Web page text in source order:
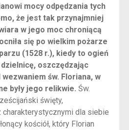
mocy odpędzania tych
że jest tak przynajmniej
w jego moc chroniącą
się po wielkim pożarze
(1528 r.), kiedy to ogień
dzielnicę, oszczędzając
św. Floriana, w
były jego relikwie. Św.
święty,
dla siebie
kościół, który Florian